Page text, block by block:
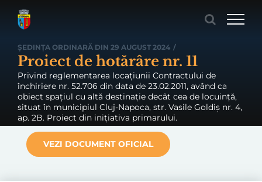
ȘEDINȚA ORDINARĂ DIN 29 AUGUST 2024 /
Proiect de hotărâre nr. 11
Privind reglementarea locațiunii Contractului de
închiriere nr. 52.706 din data de 23.02.2011, având ca
obiect spațiul cu altă destinație decât cea de locuință,
situat în municipiul Cluj-Napoca, str. Vasile Goldiș nr. 4,
ap. 2B. Proiect din inițiativa primarului.
VEZI DOCUMENT OFICIAL